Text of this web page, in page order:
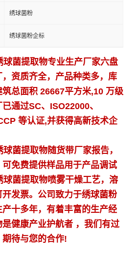
绣球菌粉
绣球菌粉企标
菌提取物专业生产厂家六盘
资质齐全，产品种类多，库
筑总面积 26667平方米,10 万级
通过SC、ISO22000、
等认证,并获得高新技术企
菌提取物随货带厂家报告，
免费提供样品用于产品调试
菌提取物喷雾干燥工艺，溶
发票。公司致力于绣球菌粉
产十多年，有着丰富的生产经
健康产业护航者 ，我们有过
待与您的合作!